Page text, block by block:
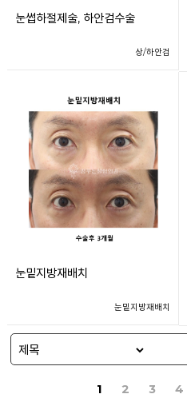
눈썹하절제술, 하안검수술
상/하안검
눈밑지방재배치
눈밑지방재배치
1 2 3 4